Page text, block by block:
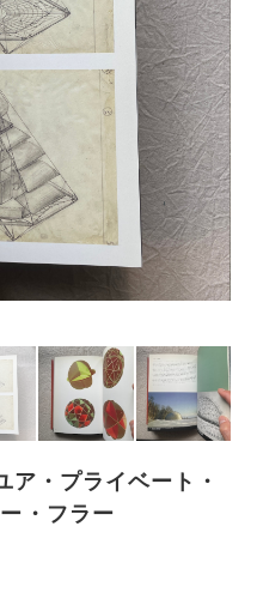
・プライベート・
・フラー